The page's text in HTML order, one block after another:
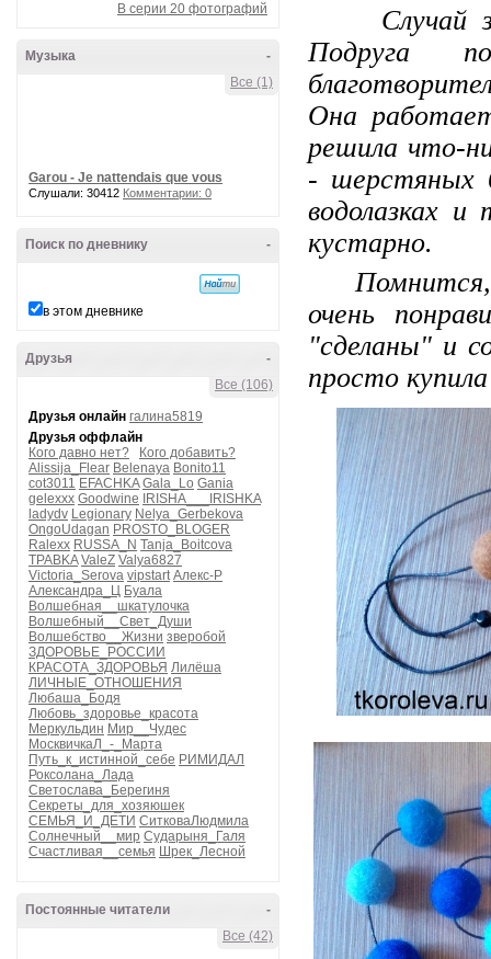
В серии 20 фотографий
-
Музыка
Все (1)
Garou - Je nattendais que vous
Слушали: 30412 Комментарии: 0
-
Поиск по дневнику
в этом дневнике
-
Друзья
Все (106)
Друзья онлайн галина5819
Друзья оффлайн
Кого давно нет?
Кого добавить?
Alissija_Flear Belenaya Bonito11
cot3011 EFACHKA Gala_Lo Gania
gelexxx Goodwine
IRISHA___IRISHKA
ladydv Legionary Nelya_Gerbekova
OngoUdagan PROSTO_BLOGER
Ralexx RUSSA_N Tanja_Boitcova
TPABKA ValeZ Valya6827
Victoria_Serova vipstart Алекс-Р
Александра_Ц Буала
Волшебная__шкатулочка
Волшебный__Свет_Души
Волшебство__Жизни зверобой
ЗДОРОВЬЕ_РОССИИ
КРАСОТА_ЗДОРОВЬЯ Лилёша
ЛИЧНЫЕ_ОТНОШЕНИЯ
Любаша_Бодя
Любовь_здоровье_красота
Меркульдин Мир__Чудес
МосквичкаЛ_-_Марта
Путь_к_истинной_себе РИМИДАЛ
Роксолана_Лада
Светослава_Берегиня
Секреты_для_хозяюшек
СЕМЬЯ_И_ДЕТИ СитковаЛюдмила
Солнечный__мир Сударыня_Галя
Счастливая__семья Шрек_Лесной
-
Постоянные читатели
Все (42)
Случай
Подруга
Она
решила что-
- шерстяных
водолазках
кустарно.
Помнится,
очень
"сделаны" и
просто